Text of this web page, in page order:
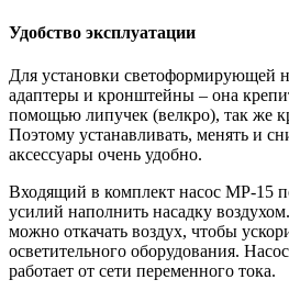
Удобство эксплуатации
Для установки светоформирующей
адаптеры и кронштейны – она
помощью липучек (велкро), так же
Поэтому устанавливать, менять и
аксессуары очень удобно.
Входящий в комплект насос MP-15
усилий наполнить насадку
можно откачать воздух, чтобы
осветительного оборудования.
работает от сети переменного тока.